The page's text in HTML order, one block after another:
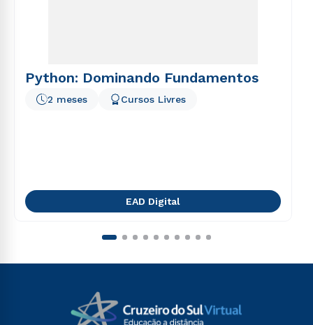
Python: Dominando Fundamentos
2 meses Cursos Livres
EAD Digital